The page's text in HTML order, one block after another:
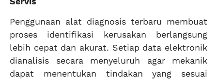
Penggunaan alat diagnosis terbaru membuat
proses identifikasi kerusakan berlangsung
lebih cepat dan akurat. Setiap data elektronik
dianalisis secara menyeluruh agar mekanik
dapat menentukan tindakan yang sesuai